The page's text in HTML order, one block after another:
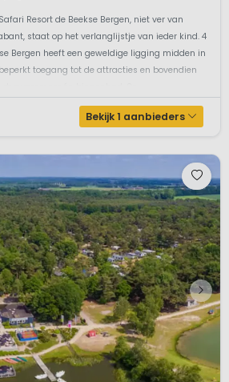
Resort de Beekse Bergen, niet ver van
staat op het verlanglijstje van ieder kind. 4
Bergen heeft een geweldige ligging midden in
toegang tot de attracties en bovendien
Bekijk 1 aanbieders